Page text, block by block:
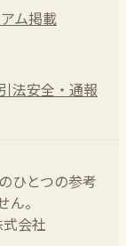
ム掲載
法安全・通報
ひとつの参考
。
会社